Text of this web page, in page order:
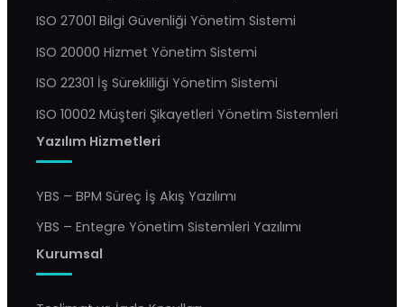
ISO 27001 Bilgi Güvenliği Yönetim Sistemi
ISO 20000 Hizmet Yönetim Sistemi
ISO 22301 İş Sürekliliği Yönetim Sistemi
ISO 10002 Müşteri Şikayetleri Yönetim Sistemleri
Yazılım Hizmetleri
YBS – BPM Süreç İş Akış Yazılımı
YBS – Entegre Yönetim Sistemleri Yazılımı
Kurumsal